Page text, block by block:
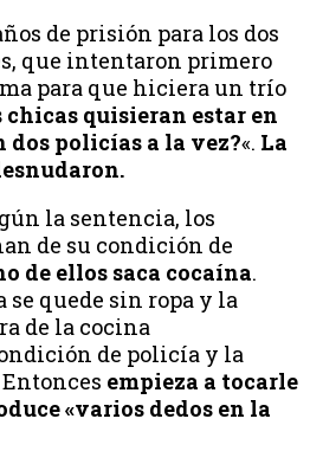
de prisión para los dos
que intentaron primero
para que hiciera un trío
chicas quisieran estar en
policías a la vez?«. La
la sentencia, los
de su condición de
de ellos saca cocaína.
quede sin ropa y la
de la cocina
de policía y la
empieza a tocarle
«varios dedos en la